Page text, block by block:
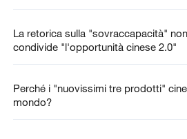
La retorica sulla "sovraccapacità"
condivide "l'opportunità cinese 2.0"
Perché i "nuovissimi tre prodotti"
mondo?